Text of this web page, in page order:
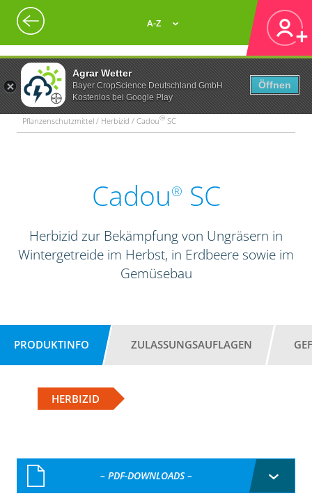
Agrar Wetter
Bayer CropScience Deutschland GmbH
Kostenlos bei Google Play
Öffnen
A-Z
Pflanzenschutzmittel / Herbizid / Cadou® SC
Cadou® SC
Herbizid zur Bekämpfung von Ungräsern in
Wintergetreide im Herbst, in Erdbeere sowie im
Gemüsebau
PRODUKTINFO ZULASSUNGSAUFLAGEN
HERBIZID
– PDF-DOWNLOADS –